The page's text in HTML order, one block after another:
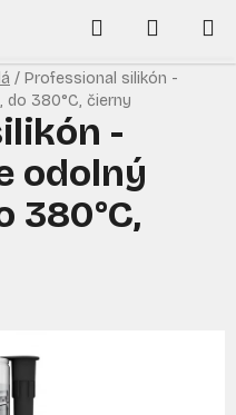
Hľadať
KOŠÍK
/ Professional silikón -
380°C, čierny
-
odolný
380°C,